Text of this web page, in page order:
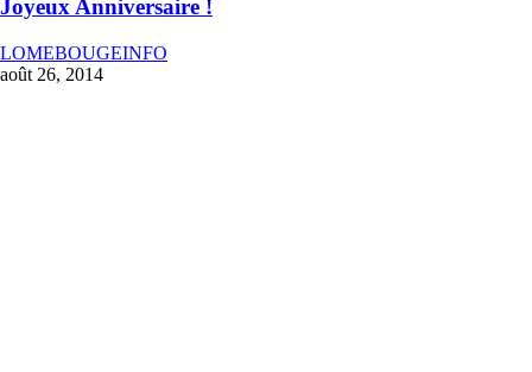
Joyeux Anniversaire !
LOMEBOUGEINFO
août 26, 2014